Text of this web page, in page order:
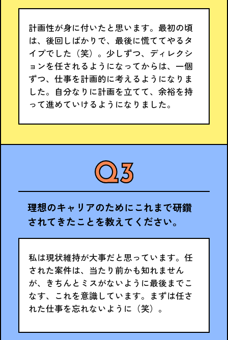
計画性が身に付いたと思います。最初の頃
は、後回しばかりで、最後に慌ててやるタ
イプでした（笑）。少しずつ、ディレクシ
ョンを任されるようになってからは、一個
ずつ、仕事を計画的に考えるようになりま
した。自分なりに計画を立てて、余裕を持
って進めていけるようになりました。
理想のキャリアのためにこれまで研鑽
されてきたことを教えてください。
私は現状維持が大事だと思っています。任
された案件は、当たり前かも知れません
が、きちんとミスがないように最後までこ
なす、これを意識しています。まずは任さ
れた仕事を忘れないように（笑）。